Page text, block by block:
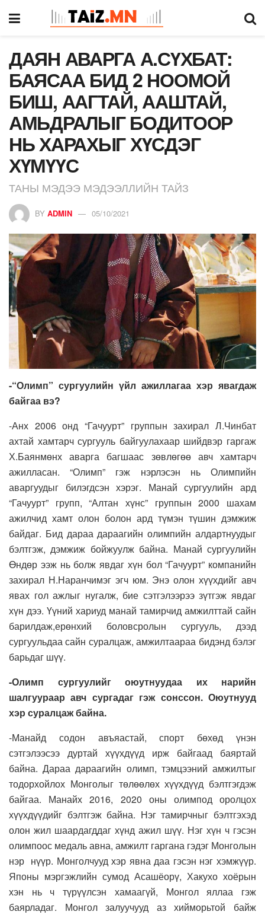
ДАЯН АВАРГА А.СҮХБАТ:
БАЯСАА БИД 2 НООМОЙ
БИШ, ААГТАЙ, ААШТАЙ,
АМЬДРАЛЫГ БОДИТООР
НЬ ХАРАХЫГ ХҮСДЭГ
ХҮМҮҮС
ТАНЫ МЭДЭЭ МЭДЭЭЛЛИЙН ТАЙЗ
BY ADMIN 05/10/2021
-“Олимп” сургуулийн үйл ажиллагаа хэр явагдаж
байгаа вэ?
-Анх 2006 онд “Гачуурт” группын захирал Л.Чинбат
ахтай хамтарч сургууль байгуулахаар шийдвэр гаргаж
Х.Баянмөнх аварга багшаас зөвлөгөө авч хамтарч
ажилласан. “Олимп” гэж нэрлэсэн нь Олимпийн
аваргуудыг билэгдсэн хэрэг. Манай сургуулийн ард
“Гачуурт” групп, “Алтан хүнс” группын 2000 шахам
ажилчид хамт олон болон ард түмэн түшин дэмжиж
байдаг. Бид дараа дараагийн олимпийн алдартнуудыг
бэлтгэж, дэмжиж бойжуулж байна. Манай сургуулийн
Өндөр ээж нь болж явдаг хүн бол “Гачуурт” компанийн
захирал Н.Наранчимэг эгч юм. Энэ олон хүүхдийг авч
явах гол ажлыг нугалж, бие сэтгэлээрээ зүтгэж явдаг
хүн дээ. Үүний хариуд манай тамирчид амжилттай сайн
барилдаж,ерөнхий боловсролын сургууль, дээд
сургуульдаа сайн суралцаж, амжилтаараа бидэнд бэлэг
барьдаг шүү.
-Олимп сургуулийг оюутнуудаа их нарийн
шалгуураар авч сургадаг гэж сонссон. Оюутнууд
хэр суралцаж байна.
-Манайд содон авъяастай, спорт бөхөд үнэн
сэтгэлээсээ дуртай хүүхдүүд ирж байгаад баяртай
байна. Дараа дараагийн олимп, тэмцээний амжилтыг
тодорхойлох Монголыг төлөөлөх хүүхдүүд бэлтгэгдэж
байгаа. Манайх 2016, 2020 оны олимпод оролцох
хүүхдүүдийг бэлтгэж байна. Нэг тамирчныг бэлтгэхэд
олон жил шаардагддаг хүнд ажил шүү. Нэг хүн ч гэсэн
олимпоос медаль авна, амжилт гаргана гэдэг Монголын
нэр нүүр. Монголчууд хэр явна даа гэсэн нэг хэмжүүр.
Японы мэргэжлийн сумод Асашёорү, Хакухо хоёрын
хэн нь ч түрүүлсэн хамаагүй, Монгол яллаа гэж
баярладаг. Монгол залуучууд аз хийморьтой байж